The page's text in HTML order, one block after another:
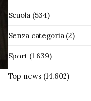
Scuola(534)
Senza categoria(2)
Sport(1.639)
Top news(14.602)